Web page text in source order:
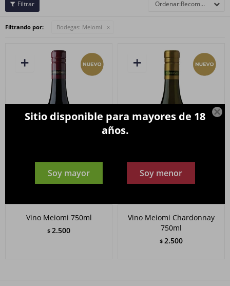

Sitio disponible para mayores de 18
años.
Soy mayor Soy menor
Recomendados
Filtrando por: Bodegas: Meiomi
Vino Meiomi 750ml
$ 2.500
Vino Meiomi Chardonnay
750ml
$ 2.500